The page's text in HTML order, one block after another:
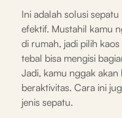
Ini adalah solusi
efektif. Mustahil kamu
di rumah, jadi pilih
tebal bisa mengisi
Jadi, kamu nggak
beraktivitas. Cara ini
jenis sepatu.